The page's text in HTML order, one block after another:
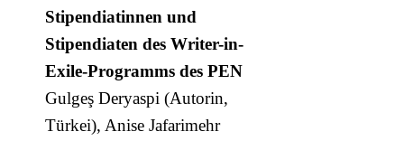
Stipendiatinnen und
Stipendiaten des Writer-in-
Exile-Programms des PEN
Gulgeş Deryaspi (Autorin,
Türkei), Anise Jafarimehr